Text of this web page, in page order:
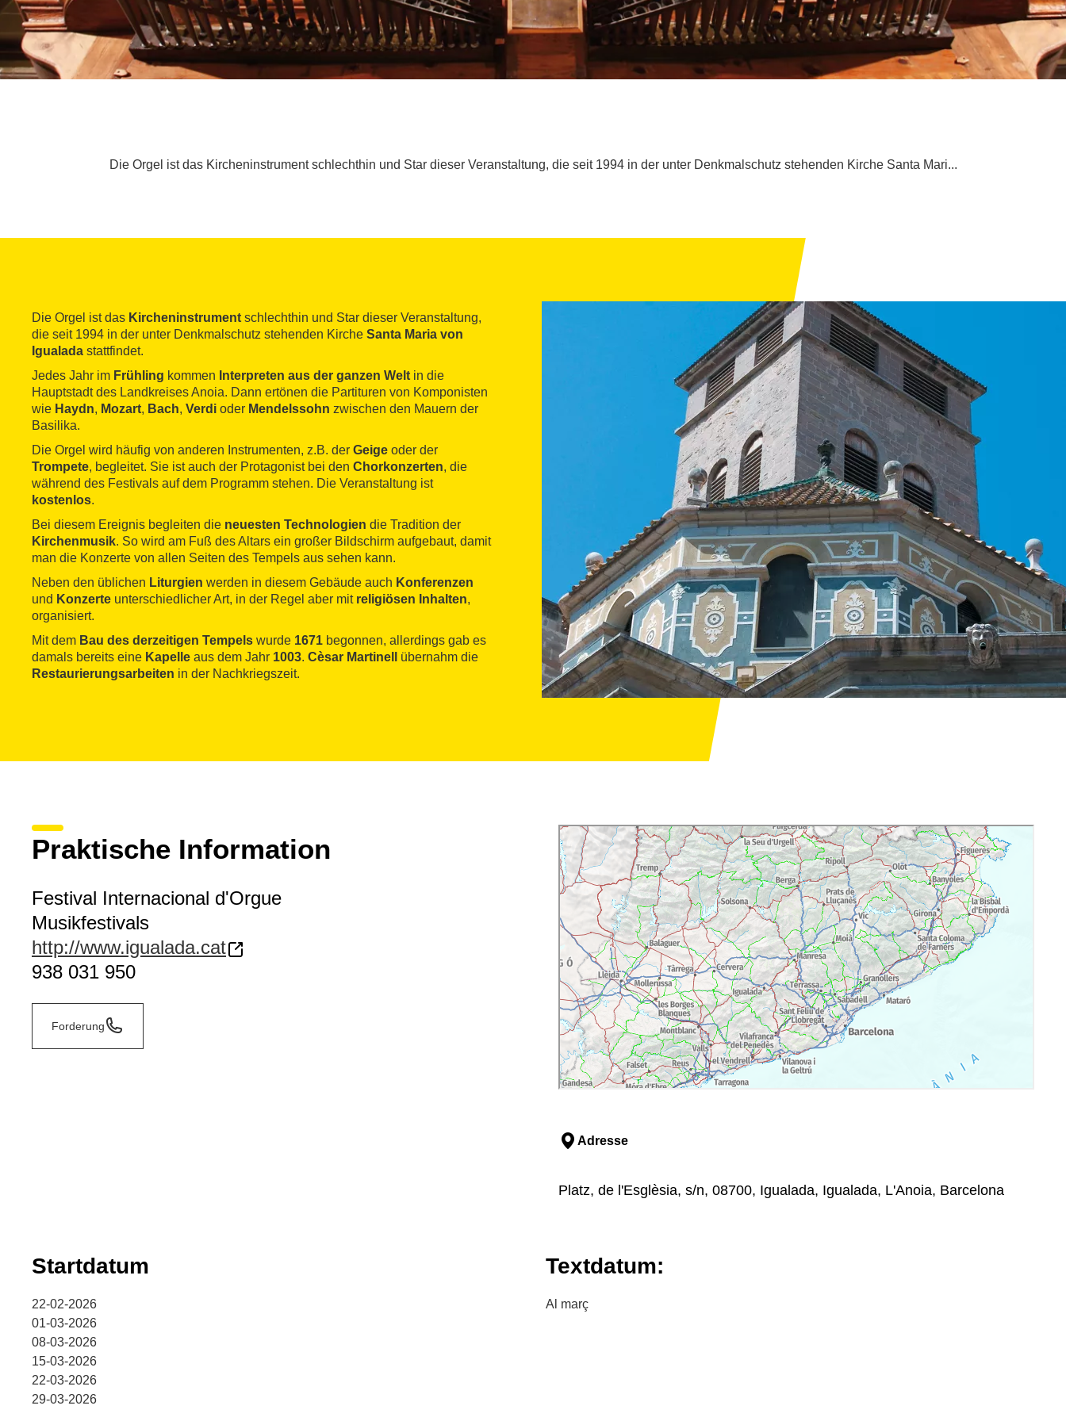
Die Orgel ist das Kircheninstrument schlechthin und Star dieser Veranstaltung, die seit 1994 in der unter Denkmalschutz stehenden Kirche Santa Mari...
Die Orgel ist das Kircheninstrument schlechthin und Star dieser Veranstaltung,
die seit 1994 in der unter Denkmalschutz stehenden Kirche Santa Maria von
Igualada stattfindet.
Jedes Jahr im Frühling kommen Interpreten aus der ganzen Welt in die
Hauptstadt des Landkreises Anoia. Dann ertönen die Partituren von Komponisten
wie Haydn, Mozart, Bach, Verdi oder Mendelssohn zwischen den Mauern der
Basilika.
Die Orgel wird häufig von anderen Instrumenten, z.B. der Geige oder der
Trompete, begleitet. Sie ist auch der Protagonist bei den Chorkonzerten, die
während des Festivals auf dem Programm stehen. Die Veranstaltung ist
kostenlos.
Bei diesem Ereignis begleiten die neuesten Technologien die Tradition der
Kirchenmusik. So wird am Fuß des Altars ein großer Bildschirm aufgebaut, damit
man die Konzerte von allen Seiten des Tempels aus sehen kann.
Neben den üblichen Liturgien werden in diesem Gebäude auch Konferenzen
und Konzerte unterschiedlicher Art, in der Regel aber mitreligiösen Inhalten,
organisiert.
Mit dem Bau des derzeitigen Tempels wurde 1671 begonnen, allerdings gab es
damals bereits eine Kapelle aus dem Jahr 1003. Cèsar Martinell
übernahm die
Restaurierungsarbeiten in der Nachkriegszeit.
Praktische Information
Festival Internacional d'Orgue
Musikfestivals
http://www.igualada.cat
938 031 950
Forderung
Adresse
Platz, de l'Esglèsia, s/n, 08700, Igualada, Igualada, L'Anoia, Barcelona
Startdatum
22-02-2026
01-03-2026
08-03-2026
15-03-2026
22-03-2026
29-03-2026
Textdatum:
Al març